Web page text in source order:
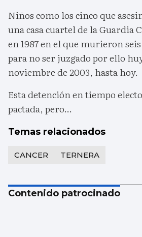
Niños como los cinco que
una casa cuartel de la Guardia
en 1987 en el que murieron
para no ser juzgado por ello
noviembre de 2003, hasta hoy.
Esta detención en tiempo
pactada, pero…
Temas relacionados
CANCER TERNERA
Contenido patrocinado